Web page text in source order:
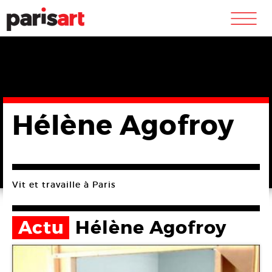
m
Hélène Agofroy
Vit et travaille à Paris
Actu Hélène Agofroy